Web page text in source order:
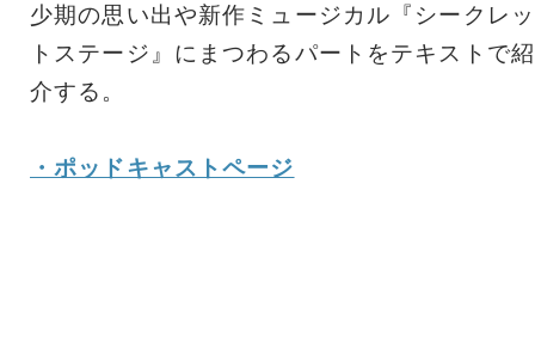
少期の思い出や新作ミュージカル『シークレッ
トステージ』にまつわるパートをテキストで紹
介する。
・ポッドキャストページ